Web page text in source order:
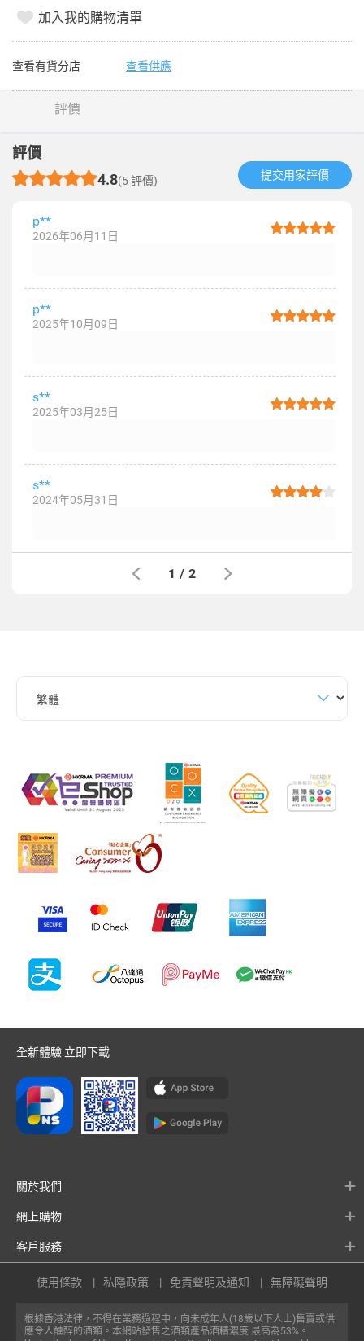
加入我的購物清單
查看有貨分店 查看供應
評價
評價
4.8(5 評價) 提交用家評價​
p**
2026年06月11日
p**
2025年10月09日
s**
2025年03月25日
s**
2024年05月31日
1 / 2
全新體驗 立即下載
關於我們
網上購物
客戶服務
根據香港法律，不得在業務過程中，向未成年人(18歲以下人士)售賣或供
應令人醺醉的酒類。本網站發售之酒類產品酒精濃度 最高為53%。
使用條款 私隱政策 免責聲明及通知 無障礙聲明